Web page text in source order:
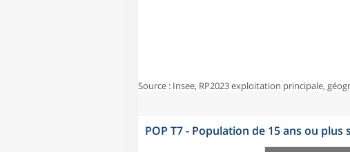
Source : Insee, RP2023 exploitation principale,
POP T7 - Population de 15 ans ou